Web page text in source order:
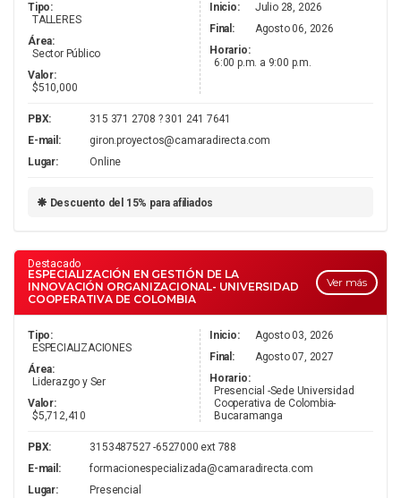
Tipo:
TALLERES
Área:
Sector Público
Valor:
$510,000
Inicio:
Julio 28, 2026
Final:
Agosto 06, 2026
Horario:
6:00 p.m. a 9:00 p.m.
PBX:
315 371 2708 ? 301 241 7641
E-mail:
giron.proyectos@camaradirecta.com
Lugar:
Online
Descuento del 15% para afiliados
Ver más
Destacado
ESPECIALIZACIÓN EN GESTIÓN DE LA
INNOVACIÓN ORGANIZACIONAL- UNIVERSIDAD
COOPERATIVA DE COLOMBIA
Tipo:
ESPECIALIZACIONES
Área:
Liderazgo y Ser
Valor:
$5,712,410
Inicio:
Agosto 03, 2026
Final:
Agosto 07, 2027
Horario:
Presencial -Sede Universidad
Cooperativa de Colombia-
Bucaramanga
PBX:
3153487527 -6527000 ext 788
E-mail:
formacionespecializada@camaradirecta.com
Lugar:
Presencial